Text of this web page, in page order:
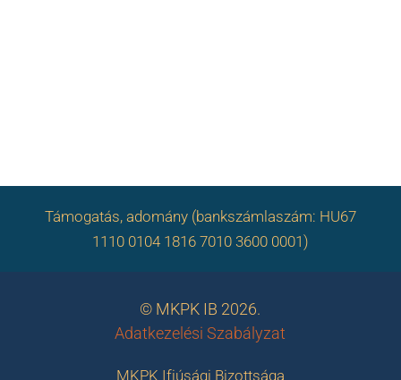
Támogatás, adomány (bankszámlaszám: HU67
1110 0104 1816 7010 3600 0001)
© MKPK IB 2026.
Adatkezelési Szabályzat
MKPK Ifjúsági Bizottsága